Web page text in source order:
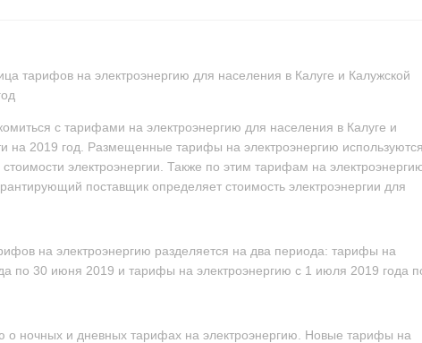
тарифов на электроэнергию для населения в Калуге и Калужской
с тарифами на электроэнергию для населения в Калуге и
на 2019 год. Размещенные тарифы на электроэнергию используются
электроэнергии. Также по этим тарифам на
поставщик определяет стоимость электроэнергии для
на электроэнергию разделяется на два периода: тарифы на
по 30 июня 2019 и тарифы на электроэнергию с 1 июля 2019 года
ночных и дневных тарифах на электроэнергию. Новые тарифы на